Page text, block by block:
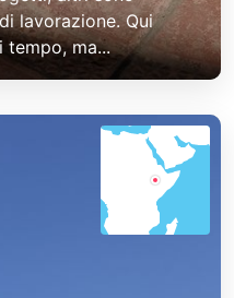
lavorazione. Qui
ma...